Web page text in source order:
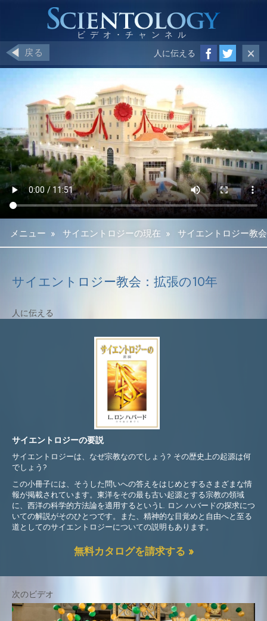
戻る 人に伝える
メニュー » サイエントロジーの現在 » サイエントロジー教
サイエントロジー教会：拡張の10年
人に伝える
サイエントロジーの要説
サイエントロジーは、なぜ宗教なのでしょう? その歴史上の起源は何
でしょう?
この小冊子には、そうした問いへの答えをはじめとするさまざまな情
報が掲載されています。東洋をその最も古い起源とする宗教の領域
に、西洋の科学的方法論を適用するというL. ロン ハバードの探求につ
いての解説がそのひとつです。また、精神的な目覚めと自由へと至る
道としてのサイエントロジーについての説明もあります。
無料カタログを請求する »